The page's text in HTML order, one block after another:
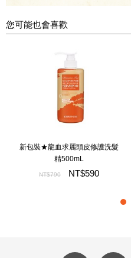
您可能也會喜歡
新包裝★龍血求麗頭皮修護洗髮
精500mL
NT$790 NT$590